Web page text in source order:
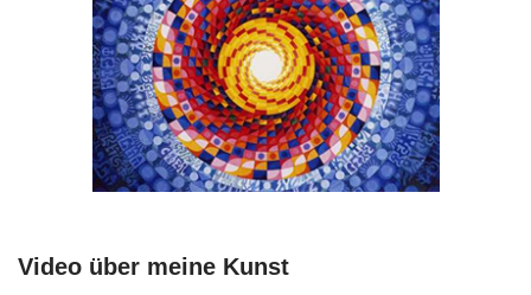
Video über meine Kunst